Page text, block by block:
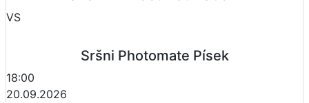
VS
Sršni Photomate Písek
18:00
20.09.2026